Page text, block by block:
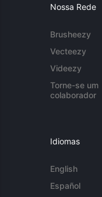
Nossa Rede
Brusheezy
Vecteezy
Videezy
Torne-se um
colaborador
Idiomas
English
Español